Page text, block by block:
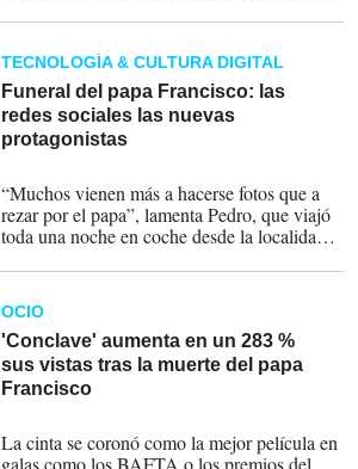
con las obras de la Compañía de Jesús, a no
perder ese germen jesuítico", detalla en una
conversación con E&N.
TECNOLOGÍA & CULTURA DIGITAL
Funeral del papa Francisco: las
redes sociales las nuevas
protagonistas
“Muchos vienen más a hacerse fotos que a
rezar por el papa”, lamenta Pedro, que viajó
toda una noche en coche desde la localidad
OCIO
'Conclave' aumenta en un 283 %
sus vistas tras la muerte del papa
Francisco
La cinta se coronó como la mejor película en
galas como los BAFTA o los premios del